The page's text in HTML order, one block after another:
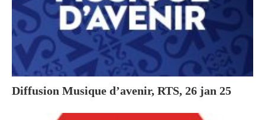
Diffusion Musique d’avenir, RTS, 26 jan 25